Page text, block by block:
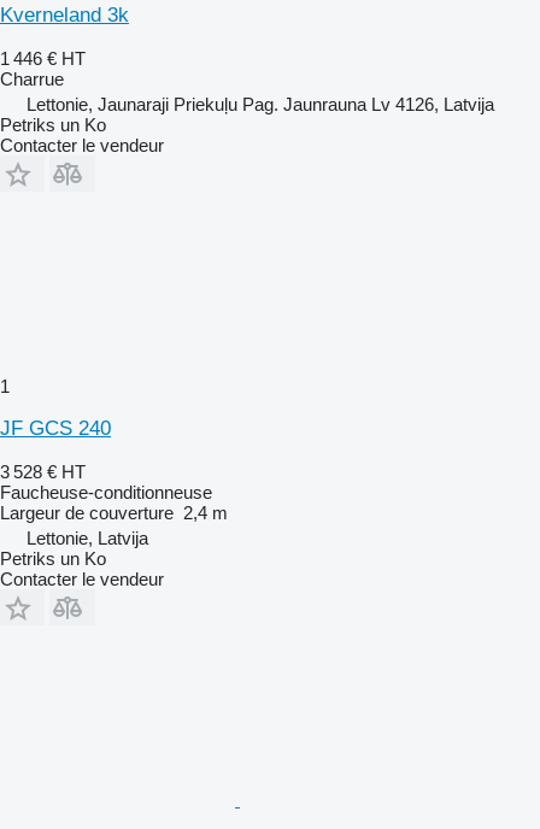
Kverneland 3k
1 446 € HT
Charrue
Lettonie, Jaunaraji Priekuļu Pag. Jaunrauna Lv 4126, Latvija
Petriks un Ko
Contacter le vendeur
1
JF GCS 240
3 528 € HT
Faucheuse-conditionneuse
Largeur de couverture 2,4 m
Lettonie, Latvija
Petriks un Ko
Contacter le vendeur